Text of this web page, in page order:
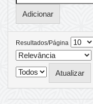
Resultados/Página